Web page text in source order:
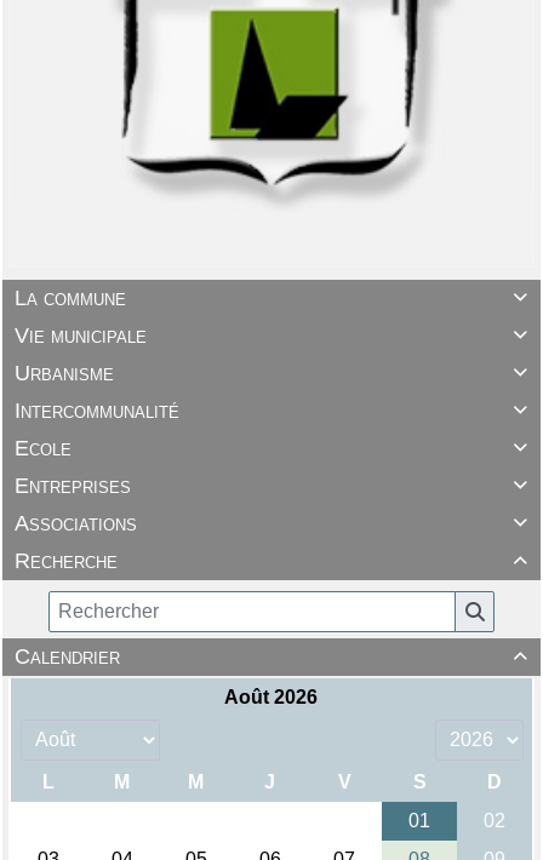

La commune

Vie municipale

Urbanisme

Intercommunalité

Ecole

Entreprises

Associations

Recherche

Calendrier